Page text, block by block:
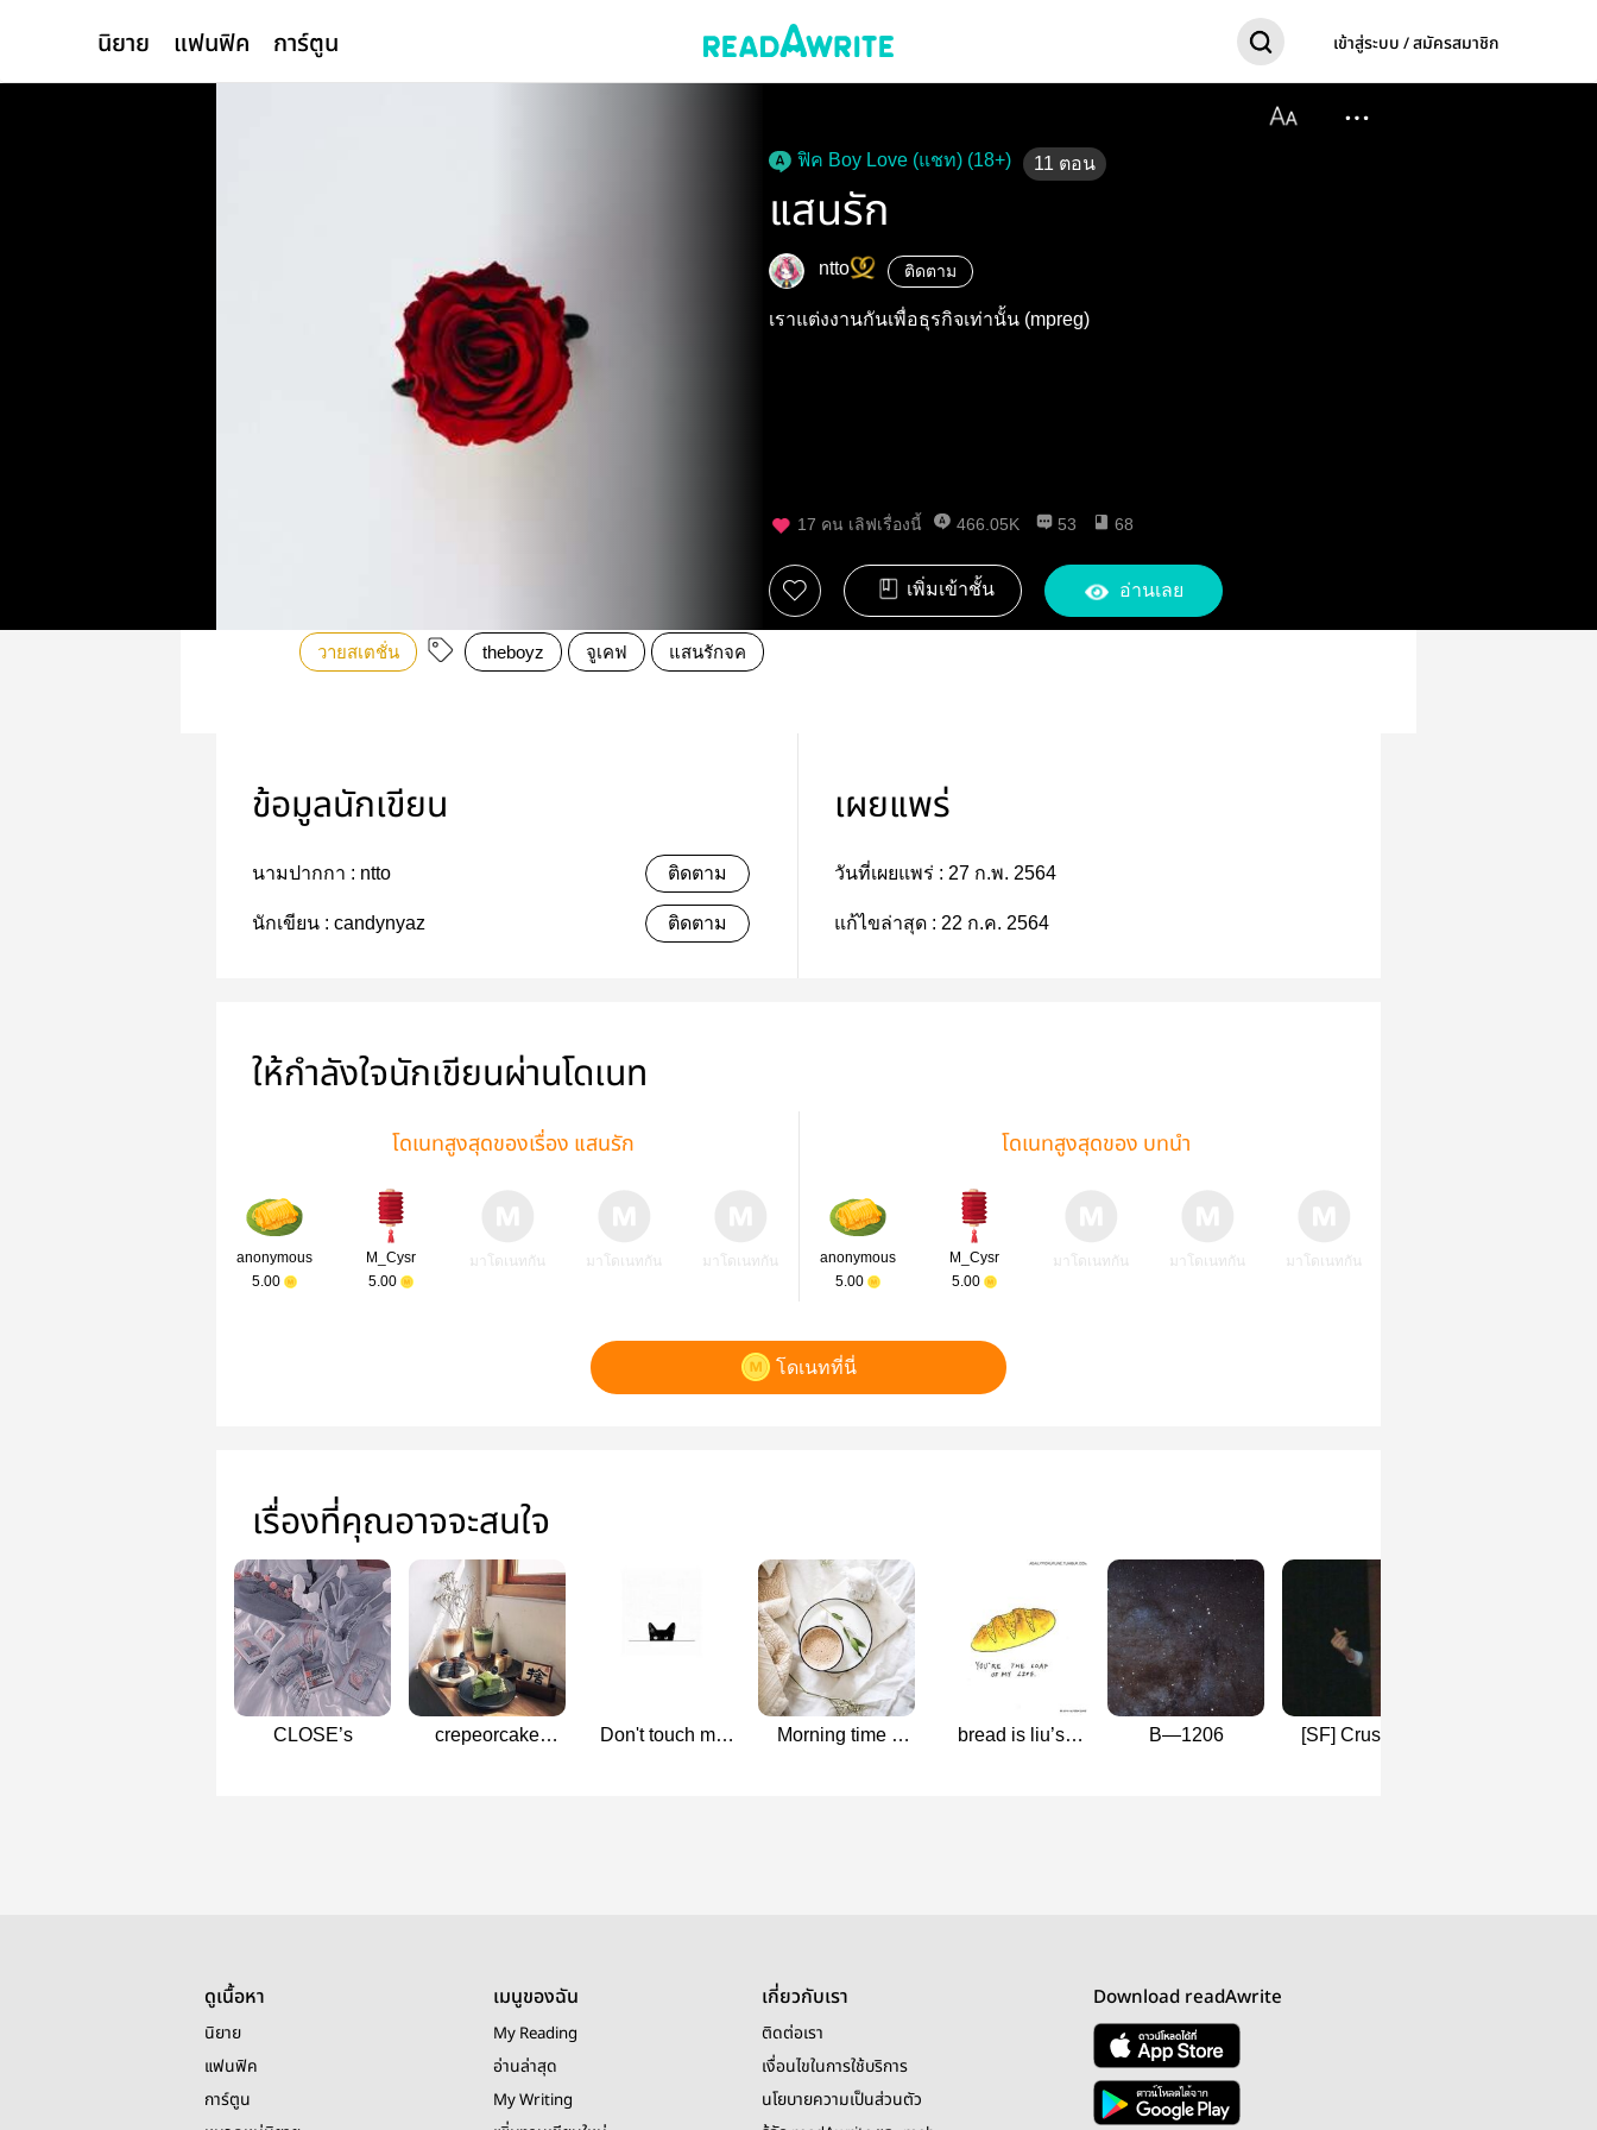
นิยาย แฟนฟิค การ์ตูน เข้าสู่ระบบ / สมัครสมาชิก
ฟิค Boy Love (แชท) (18+) 11 ตอน
แสนรัก
ntto ติดตาม
เราแต่งงานกันเพื่อธุรกิจเท่านั้น (mpreg)
17 คน เลิฟเรื่องนี้ 466.05K 53 68
เพิ่มเข้าชั้น อ่านเลย
วายสเตชั่น theboyz จูเคฟ แสนรักจค
ข้อมูลนักเขียน
นามปากกา : ntto ติดตาม
นักเขียน : candynyaz ติดตาม
เผยแพร่
วันที่เผยแพร่ : 27 ก.พ. 2564
แก้ไขล่าสุด : 22 ก.ค. 2564
ให้กำลังใจนักเขียนผ่านโดเนท
โดเนทสูงสุดของเรื่อง แสนรัก
anonymous
5.00
M_Cysr
5.00
มาโดเนทกัน มาโดเนทกัน มาโดเนทกัน
โดเนทสูงสุดของ บทนำ
anonymous
5.00
M_Cysr
5.00
มาโดเนทกัน มาโดเนทกัน มาโดเนทกัน
โดเนทที่นี่
เรื่องที่คุณอาจจะสนใจ
CLOSE’s
crepeorcake
Don't touch my
Morning time -
bread is liu’s
B—1206
[SF] Crush On
ดูเนื้อหา
นิยาย
แฟนฟิค
การ์ตูน
เมนูของฉัน
My Reading
อ่านล่าสุด
My Writing
เกี่ยวกับเรา
ติดต่อเรา
เงื่อนไขในการใช้บริการ
นโยบายความเป็นส่วนตัว
Download readAwrite